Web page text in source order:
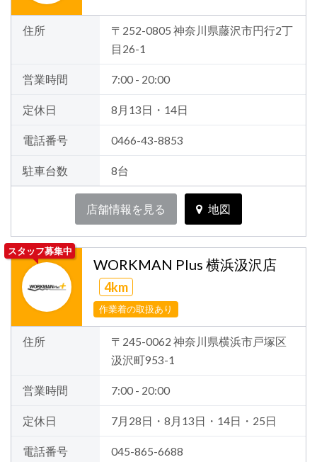
住所
〒252-0805 神奈川県藤沢市円行2丁
目26-1
営業時間 7:00 - 20:00
定休日 8月13日・14日
電話番号 0466-43-8853
駐車台数 8台
店舗情報を見る 地図
スタッフ募集中
WORKMAN Plus 横浜汲沢店
4km
作業着の取扱あり
住所
〒245-0062 神奈川県横浜市戸塚区
汲沢町953-1
営業時間 7:00 - 20:00
定休日 7月28日・8月13日・14日・25日
電話番号 045-865-6688